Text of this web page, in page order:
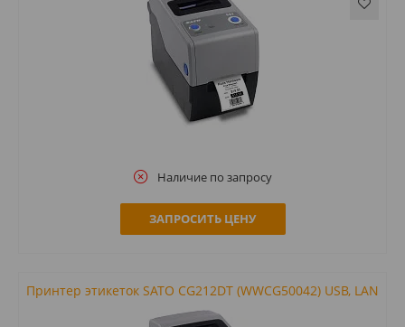
Наличие по запросу
ЗАПРОСИТЬ ЦЕНУ
Принтер этикеток SATO CG212DT (WWCG50042) USB, LAN